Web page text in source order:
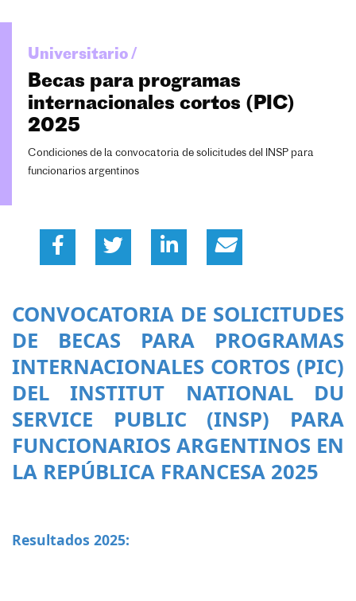
Universitario /
Becas para programas
internacionales cortos (PIC)
2025
Condiciones de la convocatoria de solicitudes del INSP para
funcionarios argentinos
CONVOCATORIA DE SOLICITUDES
DE BECAS PARA PROGRAMAS
INTERNACIONALES CORTOS (PIC)
DEL INSTITUT NATIONAL DU
SERVICE PUBLIC (INSP) PARA
FUNCIONARIOS ARGENTINOS EN
LA REPÚBLICA FRANCESA 2025
Resultados 2025: